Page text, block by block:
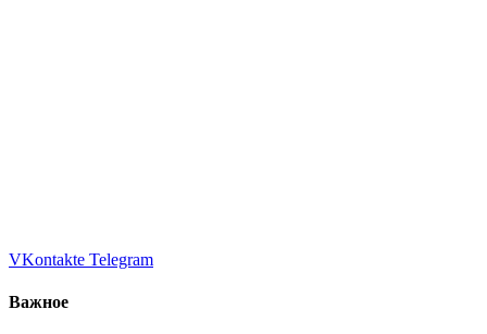
VKontakte Telegram
Важное